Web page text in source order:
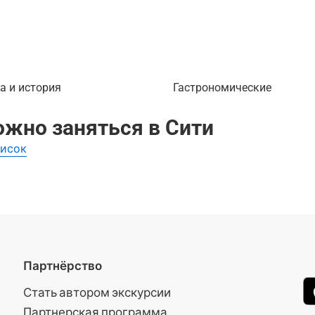
и история Гастрономические
заняться в Сити
Партнёрство
Стать автором экскурсии
Партнерская программа